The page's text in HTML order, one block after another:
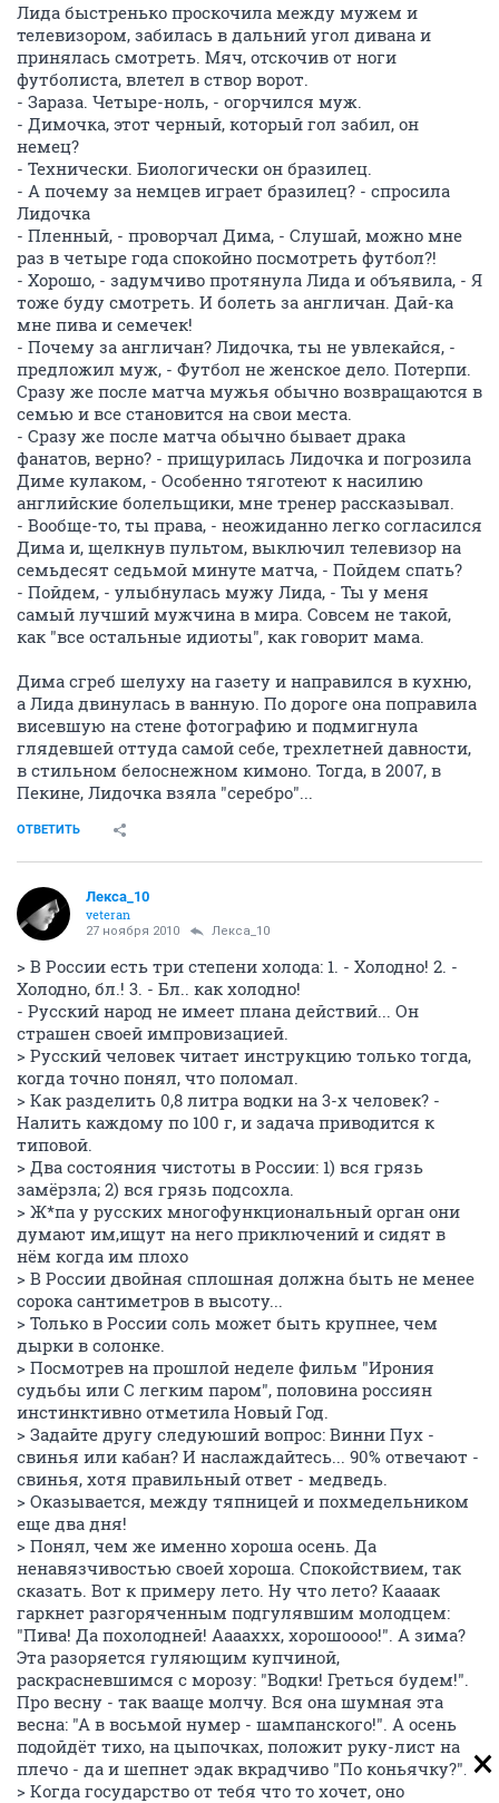
Лида быстренько проскочила между мужем и
телевизором, забилась в дальний угол дивана и
принялась смотреть. Мяч, отскочив от ноги
футболиста, влетел в створ ворот.
- Зараза. Четыре-ноль, - огорчился муж.
- Димочка, этот черный, который гол забил, он
немец?
- Технически. Биологически он бразилец.
- А почему за немцев играет бразилец? - спросила
Лидочка
- Пленный, - проворчал Дима, - Слушай, можно мне
раз в четыре года спокойно посмотреть футбол?!
- Хорошо, - задумчиво протянула Лида и объявила, - Я
тоже буду смотреть. И болеть за англичан. Дай-ка
мне пива и семечек!
- Почему за англичан? Лидочка, ты не увлекайся, -
предложил муж, - Футбол не женское дело. Потерпи.
Сразу же после матча мужья обычно возвращаются в
семью и все становится на свои места.
- Сразу же после матча обычно бывает драка
фанатов, верно? - прищурилась Лидочка и погрозила
Диме кулаком, - Особенно тяготеют к насилию
английские болельщики, мне тренер рассказывал.
- Вообще-то, ты права, - неожиданно легко согласился
Дима и, щелкнув пультом, выключил телевизор на
семьдесят седьмой минуте матча, - Пойдем спать?
- Пойдем, - улыбнулась мужу Лида, - Ты у меня
самый лучший мужчина в мира. Совсем не такой,
как "все остальные идиоты", как говорит мама.
Дима сгреб шелуху на газету и направился в кухню,
а Лида двинулась в ванную. По дороге она поправила
висевшую на стене фотографию и подмигнула
глядевшей оттуда самой себе, трехлетней давности,
в стильном белоснежном кимоно. Тогда, в 2007, в
Пекине, Лидочка взяла "серебро"...
ОТВЕТИТЬ
Лекса_10
veteran
27 ноября 2010 Лекса_10
> В России есть три степени холода: 1. - Холодно! 2. -
Холодно, бл.! 3. - Бл.. как холодно!
- Русский народ не имеет плана действий... Он
страшен своей импровизацией.
> Русский человек читает инструкцию только тогда,
когда точно понял, что поломал.
> Как разделить 0,8 литра водки на 3-х человек? -
Налить каждому по 100 г, и задача приводится к
типовой.
> Два состояния чистоты в России: 1) вся грязь
замёрзла; 2) вся грязь подсохла.
> Ж*па у русских многофункциональный орган они
думают им,ищут на него приключений и сидят в
нём когда им плохо
> В России двойная сплошная должна быть не менее
сорока сантиметров в высоту...
> Только в России соль может быть крупнее, чем
дырки в солонке.
> Посмотрев на прошлой неделе фильм "Ирония
судьбы или С легким паром", половина россиян
инстинктивно отметила Новый Год.
> Задайте другу следуюший вопрос: Винни Пух -
свинья или кабан? И наслаждайтесь... 90% отвечают -
свинья, хотя правильный ответ - медведь.
> Оказывается, между тяпницей и похмедельником
еще два дня!
> Понял, чем же именно хороша осень. Да
ненавязчивостью своей хороша. Спокойствием, так
сказать. Вот к примеру лето. Ну что лето? Каааак
гаркнет разгоряченным подгулявшим молодцем:
"Пива! Да похолодней! Ааааххх, хорошоооо!". А зима?
Эта разоряется гуляющим купчиной,
раскрасневшимся с морозу: "Водки! Греться будем!".
Про весну - так вааще молчу. Вся она шумная эта
весна: "А в восьмой нумер - шампанского!". А осень
подойдёт тихо, на цыпочках, положит руку-лист на
плечо - да и шепнет эдак вкрадчиво "По коньячку?".
> Когда государство от тебя что то хочет, оно